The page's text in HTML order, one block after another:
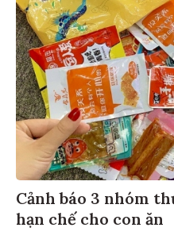
Cảnh báo 3 nhóm
hạn chế cho con ăn